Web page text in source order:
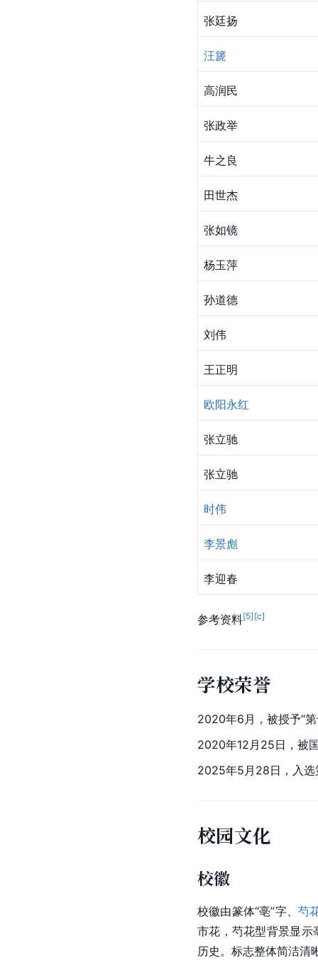
张廷扬
汪篪
高润民
张政举
牛之良
田世杰
张如镜
杨玉萍
孙道德
刘伟
王正明
欧阳永红
张立驰
张立驰
时伟
李景彪
李迎春
参考资料[5] [c]
学校荣誉
2020年6月，被授予“
2020年12月25日，被
2025年5月28日，入选
校园文化
校徽
校徽由篆体“亳”字、 芍
市花，芍花型背景显示
历史。标志整体简洁清